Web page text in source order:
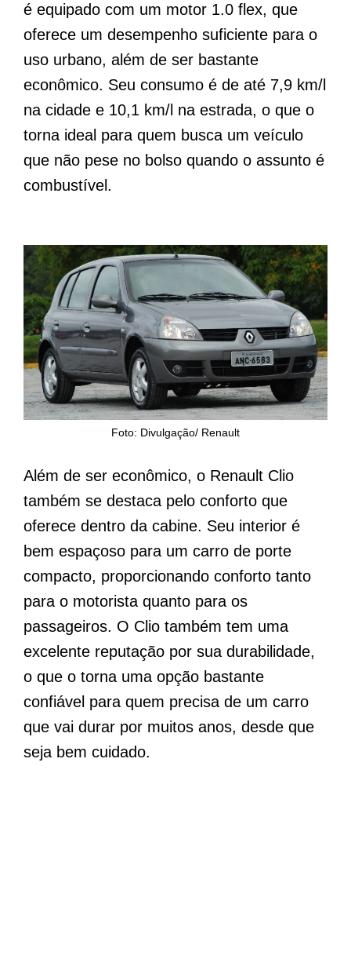
é equipado com um motor 1.0 flex, que
oferece um desempenho suficiente para o
uso urbano, além de ser bastante
econômico. Seu consumo é de até 7,9 km/l
na cidade e 10,1 km/l na estrada, o que o
torna ideal para quem busca um veículo
que não pese no bolso quando o assunto é
combustível.
Foto: Divulgação/ Renault
Além de ser econômico, o Renault Clio
também se destaca pelo conforto que
oferece dentro da cabine. Seu interior é
bem espaçoso para um carro de porte
compacto, proporcionando conforto tanto
para o motorista quanto para os
passageiros. O Clio também tem uma
excelente reputação por sua durabilidade,
o que o torna uma opção bastante
confiável para quem precisa de um carro
que vai durar por muitos anos, desde que
seja bem cuidado.